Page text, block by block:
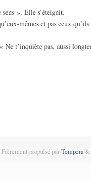
». Elle s’éteignit.
mêmes et pas ceux qu’ils
t’inquiète pas, aussi
Fièrement propulsé parTempera&